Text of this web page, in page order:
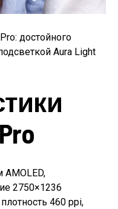
достойного
Aura Light
2750×1236
460 ppi,